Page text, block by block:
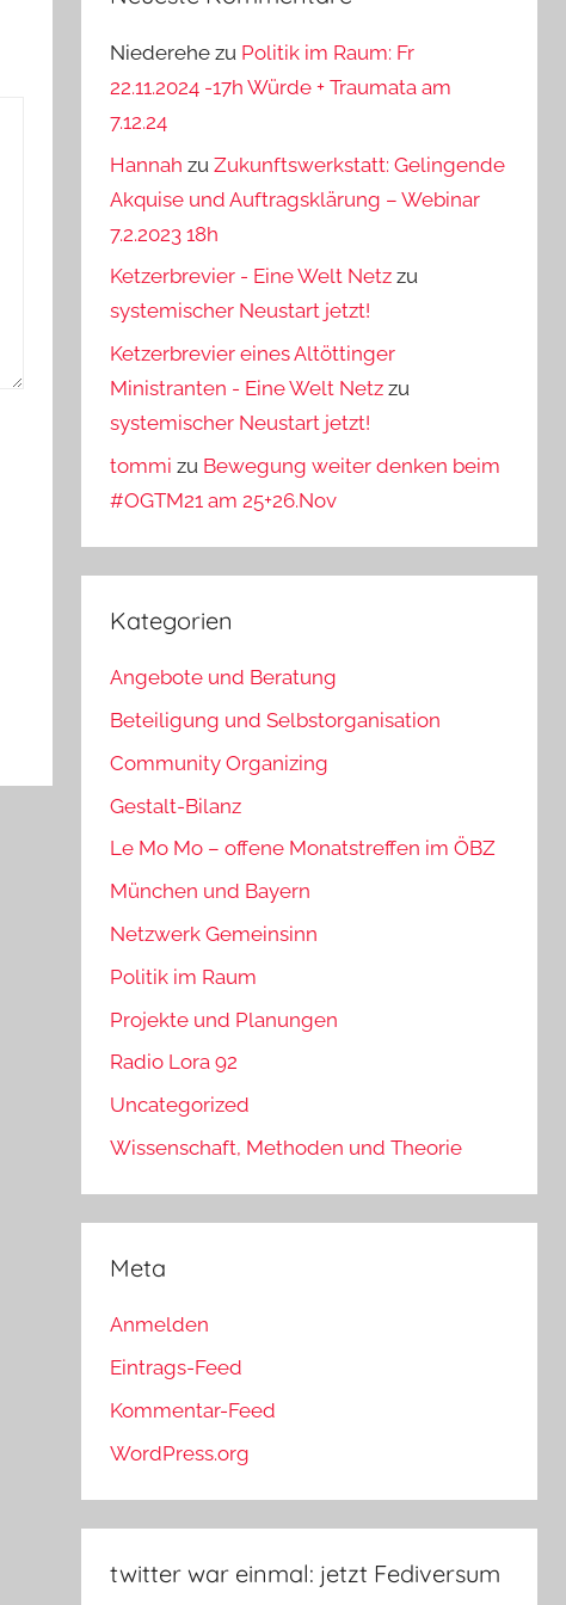
Niederehe zu Politik im Raum: Fr
22.11.2024 -17h Würde + Traumata am
7.12.24
Hannah zuZukunftswerkstatt: Gelingende
Akquise und Auftragsklärung – Webinar
7.2.2023 18h
Ketzerbrevier - Eine Welt Netz zu
systemischer Neustart jetzt!
Ketzerbrevier eines Altöttinger
Ministranten - Eine Welt Netz zu
systemischer Neustart jetzt!
tommi zu Bewegung weiter denken beim
#OGTM21 am 25+26.Nov
Kategorien
Angebote und Beratung
Beteiligung und Selbstorganisation
Community Organizing
Gestalt-Bilanz
Le Mo Mo – offene Monatstreffen im ÖBZ
München und Bayern
Netzwerk Gemeinsinn
Politik im Raum
Projekte und Planungen
Radio Lora 92
Uncategorized
Wissenschaft, Methoden und Theorie
Meta
Anmelden
Eintrags-Feed
Kommentar-Feed
WordPress.org
twitter war einmal: jetzt Fediversum